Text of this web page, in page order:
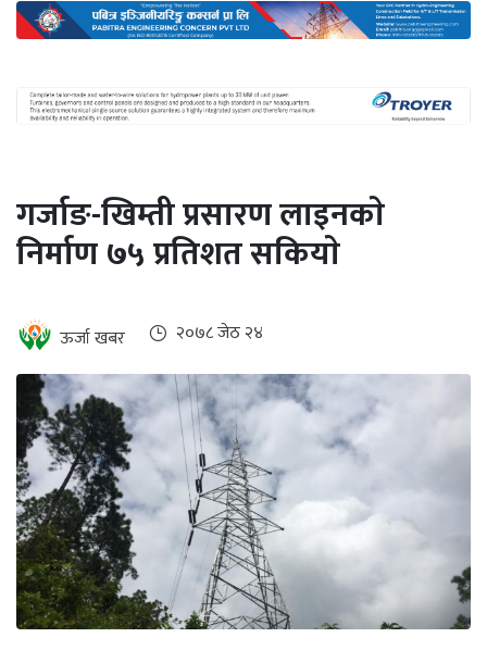
ऊर्जा
दक्षता
खबर
हरित
इभी
सम्पादकीय
बैंक
पर्यटन
भिडियो
छापा
खोज
गर्जाङ-खिम्ती प्रसारण लाइनकाे
निर्माण ७५ प्रतिशत सकियाे
ऊर्जा खबर २०७८ जेठ २४